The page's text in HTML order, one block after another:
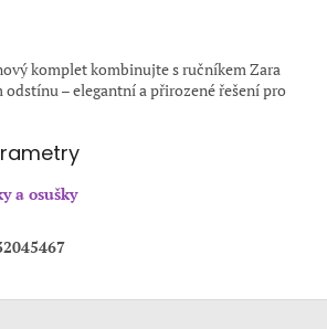
komplet kombinujte s ručníkem Zara
odstínu – elegantní a přirozené řešení pro
a osušky